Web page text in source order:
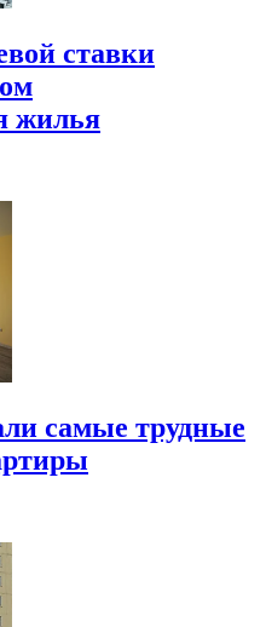
ставки
жилья
самые трудные